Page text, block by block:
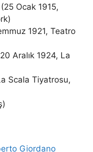
Ocak 1915,
1921, Teatro
Aralık 1924, La
Scala Tiyatrosu,
Giordano